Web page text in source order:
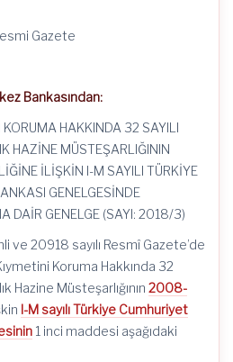
Gazete
Bankasından:
HAKKINDA 32 SAYILI
HAZİNE MÜSTEŞARLIĞININ
İLİŞKİN I-M SAYILI TÜRKİYE
GENELGESİNDE
DAİR GENELGE (SAYI: 2018/3)
ve 20918 sayılı Resmî Gazete’de
Koruma Hakkında 32
Hazine Müsteşarlığının 2008-
I-M sayılı Türkiye Cumhuriyet
1 inci maddesi aşağıdaki